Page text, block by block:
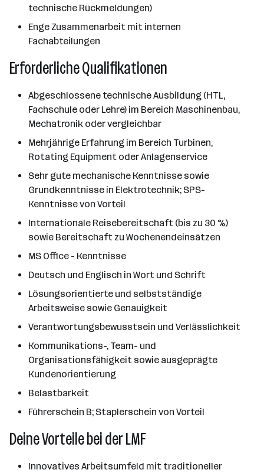
technische Rückmeldungen)
Enge Zusammenarbeit mit internen
Fachabteilungen
Erforderliche Qualifikationen
Abgeschlossene technische Ausbildung (HTL,
Fachschule oder Lehre) im Bereich Maschinenbau,
Mechatronik oder vergleichbar
Mehrjährige Erfahrung im Bereich Turbinen,
Rotating Equipment oder Anlagenservice
Sehr gute mechanische Kenntnisse sowie
Grundkenntnisse in Elektrotechnik; SPS-
Kenntnisse von Vorteil
Internationale Reisebereitschaft (bis zu 30 %)
sowie Bereitschaft zu Wochenendeinsätzen
MS Office - Kenntnisse
Deutsch und Englisch in Wort und Schrift
Lösungsorientierte und selbstständige
Arbeitsweise sowie Genauigkeit
Verantwortungsbewusstsein und Verlässlichkeit
Kommunikations-, Team- und
Organisationsfähigkeit sowie ausgeprägte
Kundenorientierung
Belastbarkeit
Führerschein B; Staplerschein von Vorteil
Deine Vorteile bei der LMF
Innovatives Arbeitsumfeld mit traditioneller